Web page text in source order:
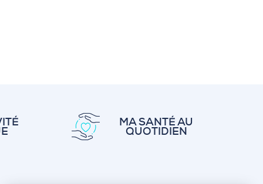
MA SANTÉ AU
QUOTIDIEN